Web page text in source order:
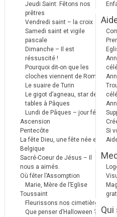
Jeudi Saint: Fêtons nos
prêtres
Vendredi saint – la croix
Samedi saint et vigile
pascale
Dimanche – Il est
réssuscité !
Pourquoi dit-on que les
cloches viennent de Rome ?
Le suaire de Turin
Le gigot d’agneau, star des
tables à Pâques
Lundi de Pâques – jour férié
Ascension
Pentecôte
La fête Dieu, une fête née en
Belgique
Sacré-Coeur de Jésus – Il
nous a aimés.
Où fêter l’Assomption
Marie, Mère de l’Eglise
Toussaint
Fleurissons nos cimetières
Que penser d’Halloween ?
Si